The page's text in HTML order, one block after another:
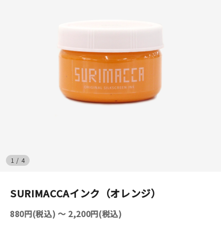
はんこ
雑貨
1 / 4
SURIMACCAインク（オレンジ）
880円(税込) 〜 2,200円(税込)